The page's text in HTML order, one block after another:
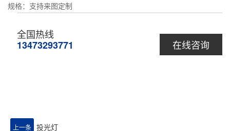
规格：支持来图定制
在线咨询
全国热线
13473293771
上一条 投光灯